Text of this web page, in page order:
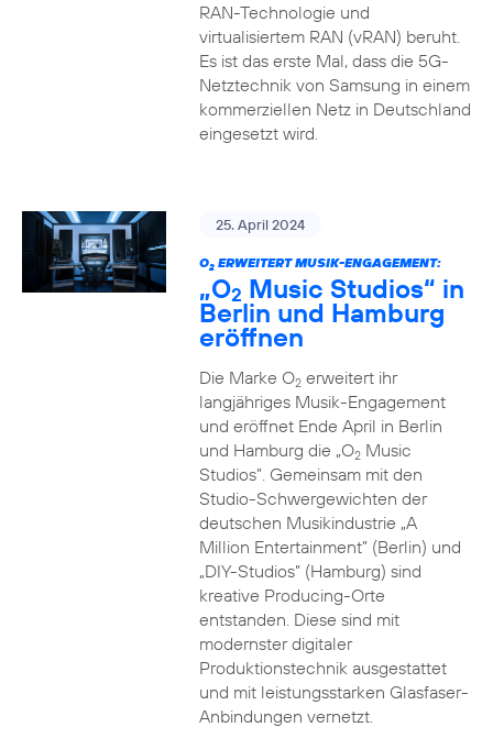
RAN-Technologie und
virtualisiertem RAN (vRAN) beruht.
Es ist das erste Mal, dass die 5G-
Netztechnik von Samsung in einem
kommerziellen Netz in Deutschland
eingesetzt wird.
25. April 2024
O2ERWEITERT MUSIK-ENGAGEMENT:
„O2 Music Studios“ in
Berlin und Hamburg
eröffnen
Die Marke O2erweitert ihr
langjähriges Musik-Engagement
und eröffnet Ende April in Berlin
und Hamburg die „O2Music
Studios”. Gemeinsam mit den
Studio-Schwergewichten der
deutschen Musikindustrie „A
Million Entertainment” (Berlin) und
„DIY-Studios” (Hamburg) sind
kreative Producing-Orte
entstanden. Diese sind mit
modernster digitaler
Produktionstechnik ausgestattet
und mit leistungsstarken Glasfaser-
Anbindungen vernetzt.